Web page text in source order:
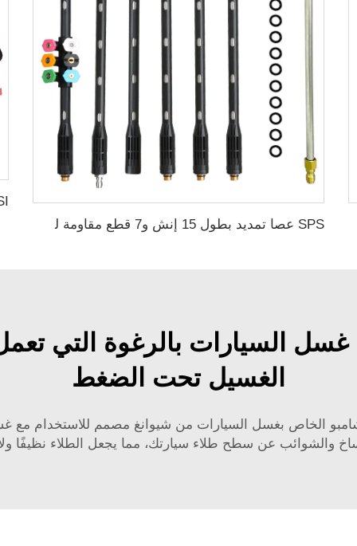
SPS عصا تمديد بطول 15 إنش و7 قطع مقاومة لضغط 4000PSI لمدفع غسيل سيارات لتنظيف السيارات مع مجموعة من 6 قطع فوهات من الستانلس ستيل
غسل السيارات بالرغوة التي
الغسيل تحت الضغط
الخاص بغسل السيارات من شيوانغ مصمم للاستخدام مع
والشوائب عن سطح طلاء سيارتك، مما يجعل الطلاء نظيفًا